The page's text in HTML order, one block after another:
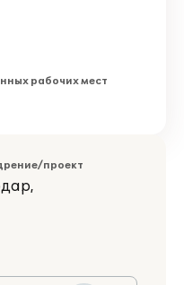
рабочих мест
проект